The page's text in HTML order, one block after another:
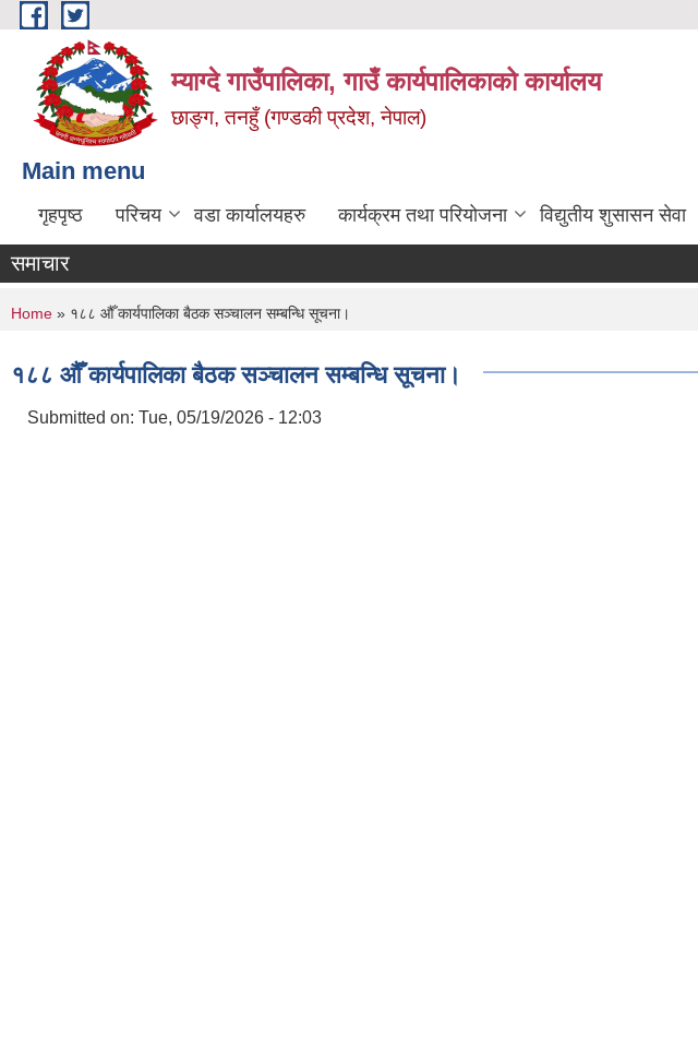
Skip to main content
म्याग्दे गाउँपालिका, गाउँ कार्यपालिकाको कार्यालय
छाङ्ग, तनहुँ (गण्डकी प्रदेश, नेपाल)
Main menu
गृहपृष्ठ परिचय वडा कार्यालयहरु कार्यक्रम तथा परियोजना विद्युतीय शुसासन सेवा
समाचार
You are here
Home » १८८ औँ कार्यपालिका बैठक सञ्चालन सम्बन्धि सूचना।
१८८ औँ कार्यपालिका बैठक सञ्चालन सम्बन्धि सूचना।
Submitted on: Tue, 05/19/2026 - 12:03